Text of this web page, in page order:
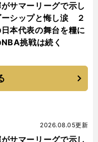
サマーリーグで示し
ーシップと悔し涙 ２
本代表の舞台を糧に
挑戦は続く
サマーリーグで示し
2026.08.05更新